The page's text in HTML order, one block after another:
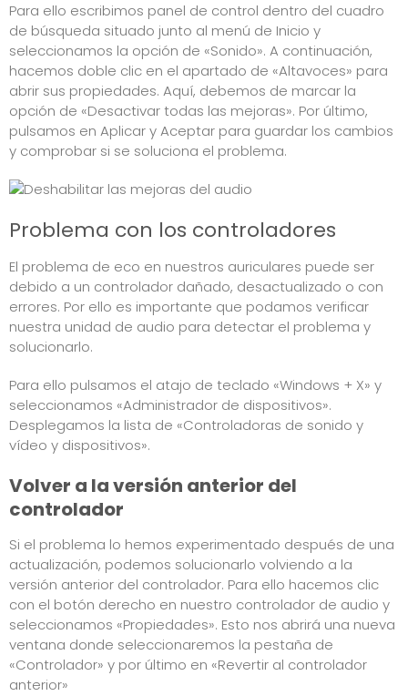
Para ello escribimos panel de control dentro del cuadro
de búsqueda situado junto al menú de Inicio y
seleccionamos la opción de «Sonido». A continuación,
hacemos doble clic en el apartado de «Altavoces» para
abrir sus propiedades. Aquí, debemos de marcar la
opción de «Desactivar todas las mejoras». Por último,
pulsamos en Aplicar y Aceptar para guardar los cambios
y comprobar si se soluciona el problema.
Problema con los controladores
El problema de eco en nuestros auriculares puede ser
debido a un controlador dañado, desactualizado o con
errores. Por ello es importante que podamos verificar
nuestra unidad de audio para detectar el problema y
solucionarlo.
Para ello pulsamos el atajo de teclado «Windows + X» y
seleccionamos «Administrador de dispositivos».
Desplegamos la lista de «Controladoras de sonido y
vídeo y dispositivos».
Volver a la versión anterior del
controlador
Si el problema lo hemos experimentado después de una
actualización, podemos solucionarlo volviendo a la
versión anterior del controlador. Para ello hacemos clic
con el botón derecho en nuestro controlador de audio y
seleccionamos «Propiedades». Esto nos abrirá una nueva
ventana donde seleccionaremos la pestaña de
«Controlador» y por último en «Revertir al controlador
anterior»